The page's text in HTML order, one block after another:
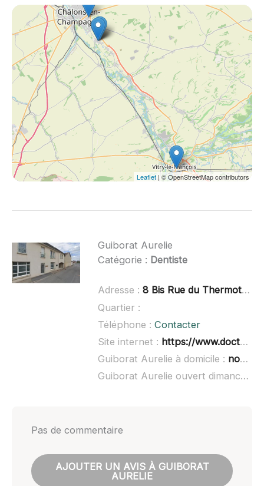
Leaflet | © OpenStreetMap contributors
Guiborat Aurelie
Catégorie : Dentiste
Adresse : 8 Bis Rue du Thermot, 51520 Sarry
Quartier :
Téléphone : Contacter
Site internet : https://www.doctolib.fr/dentiste/sarry/aurelie-guiborat
Guiborat Aurelie à domicile : non renseigné
Guiborat Aurelie ouvert dimanche :
Pas de commentaire
AJOUTER UN AVIS À GUIBORAT
AURELIE